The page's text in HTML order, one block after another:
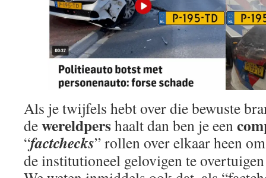
Als je twijfels hebt over die bewuste
dewereldpershaalt dan ben je een
“factchecks” rollen over elkaar heen
de institutioneel gelovigen te